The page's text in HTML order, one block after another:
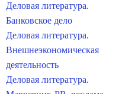
Деловая литература.
Банковское дело
Деловая литература.
Внешнеэкономическая
деятельность
Деловая литература.